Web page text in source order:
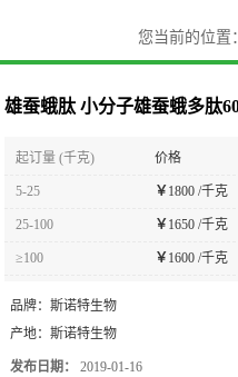
您当前的位置
雄蚕蛾肽 小分子雄蚕蛾多肽
起订量 (千克) 价格
5-25 ￥ 1800 /千克
25-100 ￥ 1650 /千克
≥100 ￥ 1600 /千克
品牌： 斯诺特生物
产地： 斯诺特生物
发布日期： 2019-01-16